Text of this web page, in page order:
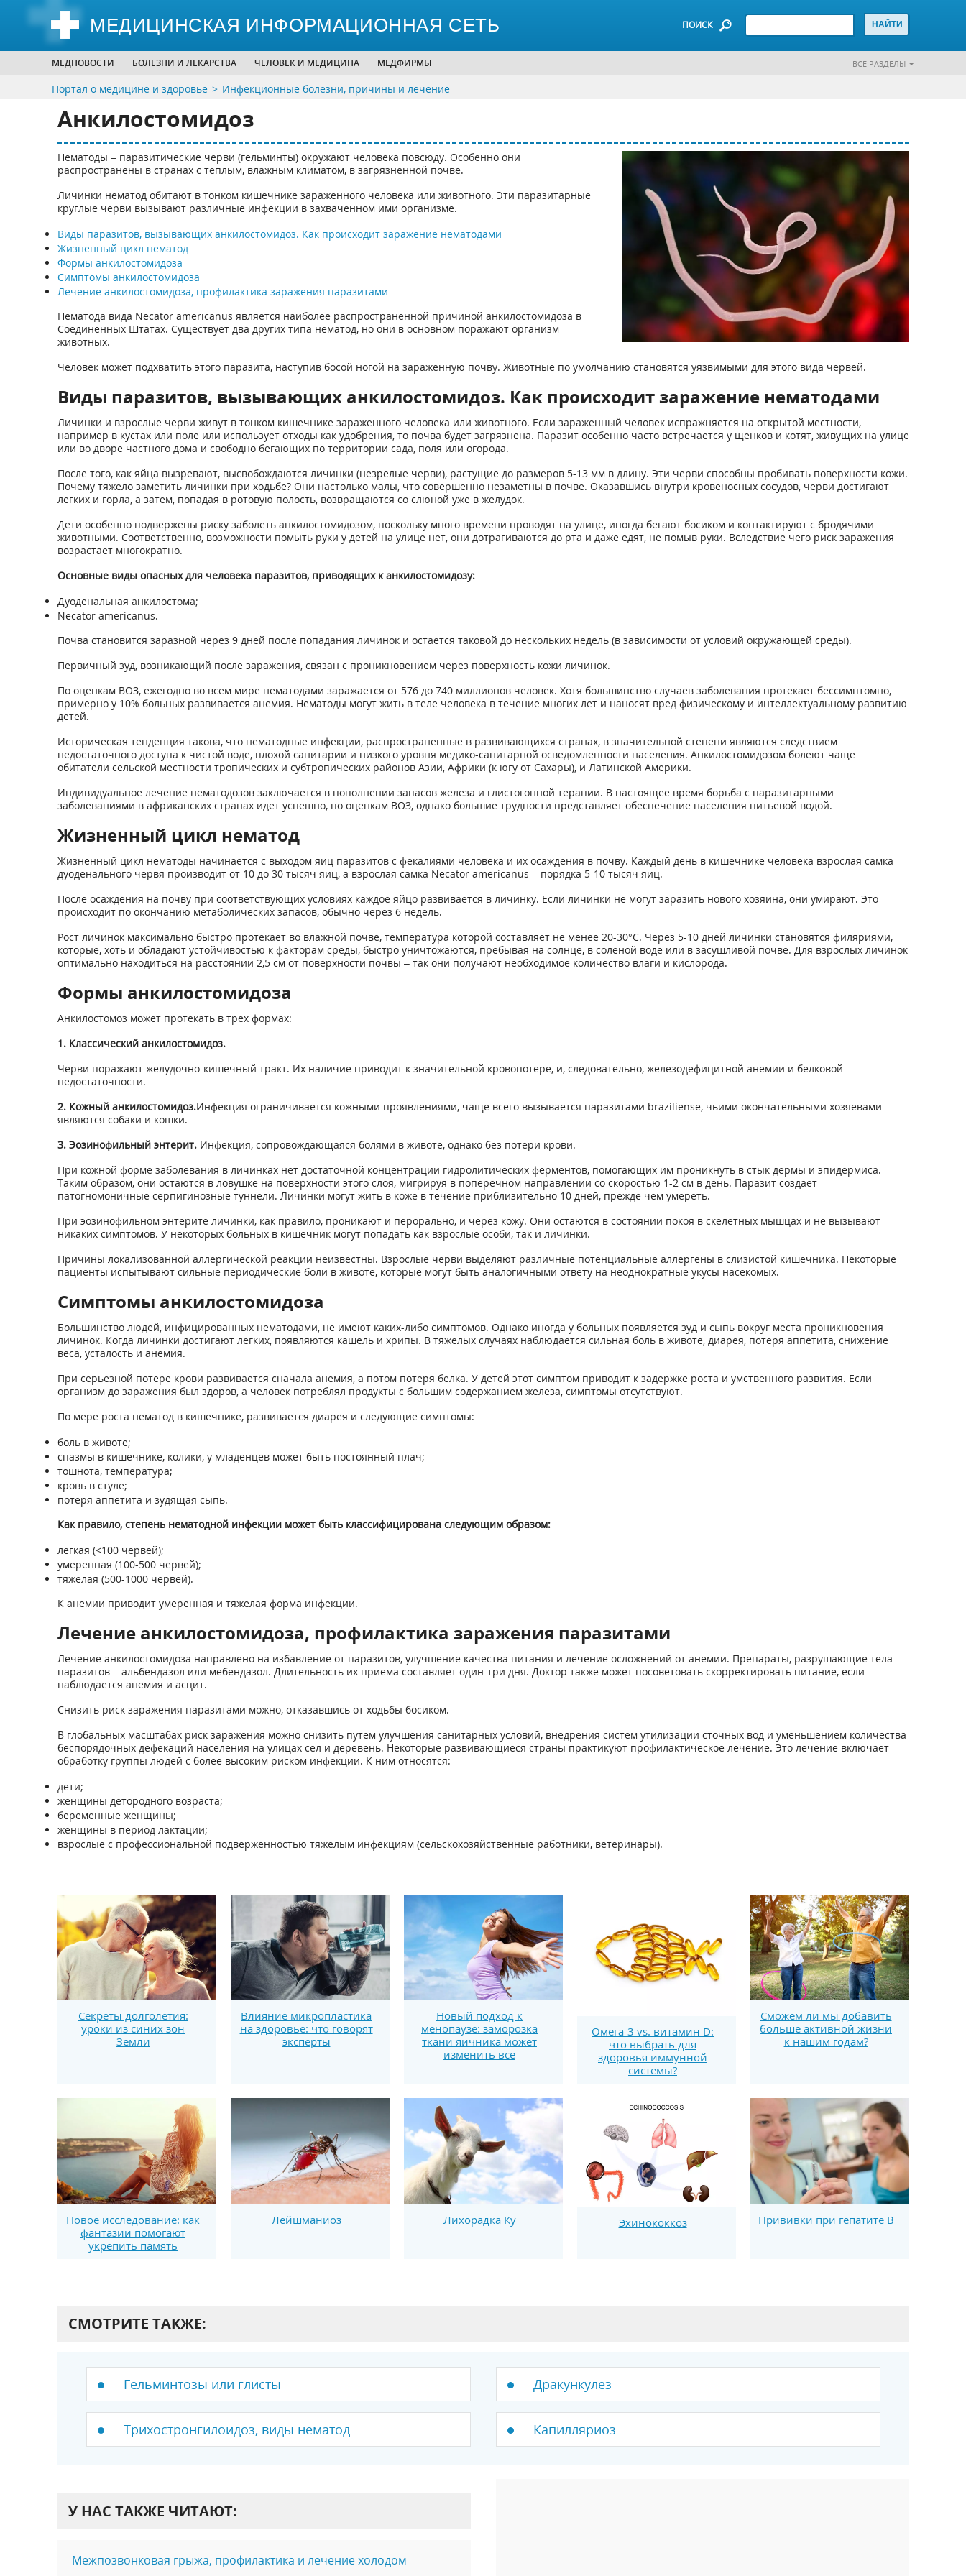
МЕДИЦИНСКАЯ ИНФОРМАЦИОННАЯ СЕТЬ ПОИСК
МЕДНОВОСТИ БОЛЕЗНИ И ЛЕКАРСТВА ЧЕЛОВЕК И МЕДИЦИНА МЕДФИРМЫ ВСЕ РАЗДЕЛЫ
Портал о медицине и здоровье Инфекционные болезни, причины и лечение
Анкилостомидоз
Нематоды – паразитические черви (гельминты) окружают человека повсюду. Особенно они
распространены в странах с теплым, влажным климатом, в загрязненной почве.
Личинки нематод обитают в тонком кишечнике зараженного человека или животного. Эти паразитарные
круглые черви вызывают различные инфекции в захваченном ими организме.
Виды паразитов, вызывающих анкилостомидоз. Как происходит заражение нематодами
Жизненный цикл нематод
Формы анкилостомидоза
Симптомы анкилостомидоза
Лечение анкилостомидоза, профилактика заражения паразитами
Нематода вида Necator americanus является наиболее распространенной причиной анкилостомидоза в
Соединенных Штатах. Существует два других типа нематод, но они в основном поражают организм
животных.
Человек может подхватить этого паразита, наступив босой ногой на зараженную почву. Животные по умолчанию становятся уязвимыми для этого вида червей.
Виды паразитов, вызывающих анкилостомидоз. Как происходит заражение нематодами
Личинки и взрослые черви живут в тонком кишечнике зараженного человека или животного. Если зараженный человек испражняется на открытой местности,
например в кустах или поле или использует отходы как удобрения, то почва будет загрязнена. Паразит особенно часто встречается у щенков и котят, живущих на улице
или во дворе частного дома и свободно бегающих по территории сада, поля или огорода.
После того, как яйца вызревают, высвобождаются личинки (незрелые черви), растущие до размеров 5-13 мм в длину. Эти черви способны пробивать поверхности кожи.
Почему тяжело заметить личинки при ходьбе? Они настолько малы, что совершенно незаметны в почве. Оказавшись внутри кровеносных сосудов, черви достигают
легких и горла, а затем, попадая в ротовую полость, возвращаются со слюной уже в желудок.
Дети особенно подвержены риску заболеть анкилостомидозом, поскольку много времени проводят на улице, иногда бегают босиком и контактируют с бродячими
животными. Соответственно, возможности помыть руки у детей на улице нет, они дотрагиваются до рта и даже едят, не помыв руки. Вследствие чего риск заражения
возрастает многократно.
Основные виды опасных для человека паразитов, приводящих к анкилостомидозу:
Дуоденальная анкилостома;
Necator americanus.
Почва становится заразной через 9 дней после попадания личинок и остается таковой до нескольких недель (в зависимости от условий окружающей среды).
Первичный зуд, возникающий после заражения, связан с проникновением через поверхность кожи личинок.
По оценкам ВОЗ, ежегодно во всем мире нематодами заражается от 576 до 740 миллионов человек. Хотя большинство случаев заболевания протекает бессимптомно,
примерно у 10% больных развивается анемия. Нематоды могут жить в теле человека в течение многих лет и наносят вред физическому и интеллектуальному развитию
детей.
Историческая тенденция такова, что нематодные инфекции, распространенные в развивающихся странах, в значительной степени являются следствием
недостаточного доступа к чистой воде, плохой санитарии и низкого уровня медико-санитарной осведомленности населения. Анкилостомидозом болеют чаще
обитатели сельской местности тропических и субтропических районов Азии, Африки (к югу от Сахары), и Латинской Америки.
Индивидуальное лечение нематодозов заключается в пополнении запасов железа и глистогонной терапии. В настоящее время борьба с паразитарными
заболеваниями в африканских странах идет успешно, по оценкам ВОЗ, однако большие трудности представляет обеспечение населения питьевой водой.
Жизненный цикл нематод
Жизненный цикл нематоды начинается с выходом яиц паразитов с фекалиями человека и их осаждения в почву. Каждый день в кишечнике человека взрослая самка
дуоденального червя производит от 10 до 30 тысяч яиц, а взрослая самка Necator americanus – порядка 5-10 тысяч яиц.
После осаждения на почву при соответствующих условиях каждое яйцо развивается в личинку. Если личинки не могут заразить нового хозяина, они умирают. Это
происходит по окончанию метаболических запасов, обычно через 6 недель.
Рост личинок максимально быстро протекает во влажной почве, температура которой составляет не менее 20-30°C. Через 5-10 дней личинки становятся филяриями,
которые, хоть и обладают устойчивостью к факторам среды, быстро уничтожаются, пребывая на солнце, в соленой воде или в засушливой почве. Для взрослых личинок
оптимально находиться на расстоянии 2,5 см от поверхности почвы – так они получают необходимое количество влаги и кислорода.
Формы анкилостомидоза
Анкилостомоз может протекать в трех формах:
1. Классический анкилостомидоз.
Черви поражают желудочно-кишечный тракт. Их наличие приводит к значительной кровопотере, и, следовательно, железодефицитной анемии и белковой
недостаточности.
2. Кожный анкилостомидоз.Инфекция ограничивается кожными проявлениями, чаще всего вызывается паразитами braziliense, чьими окончательными хозяевами
являются собаки и кошки.
3. Эозинофильный энтерит.Инфекция, сопровождающаяся болями в животе, однако без потери крови.
При кожной форме заболевания в личинках нет достаточной концентрации гидролитических ферментов, помогающих им проникнуть в стык дермы и эпидермиса.
Таким образом, они остаются в ловушке на поверхности этого слоя, мигрируя в поперечном направлении со скоростью 1-2 см в день. Паразит создает
патогномоничные серпигинозные туннели. Личинки могут жить в коже в течение приблизительно 10 дней, прежде чем умереть.
При эозинофильном энтерите личинки, как правило, проникают и перорально, и через кожу. Они остаются в состоянии покоя в скелетных мышцах и не вызывают
никаких симптомов. У некоторых больных в кишечник могут попадать как взрослые особи, так и личинки.
Причины локализованной аллергической реакции неизвестны. Взрослые черви выделяют различные потенциальные аллергены в слизистой кишечника. Некоторые
пациенты испытывают сильные периодические боли в животе, которые могут быть аналогичными ответу на неоднократные укусы насекомых.
Симптомы анкилостомидоза
Большинство людей, инфицированных нематодами, не имеют каких-либо симптомов. Однако иногда у больных появляется зуд и сыпь вокруг места проникновения
личинок. Когда личинки достигают легких, появляются кашель и хрипы. В тяжелых случаях наблюдается сильная боль в животе, диарея, потеря аппетита, снижение
веса, усталость и анемия.
При серьезной потере крови развивается сначала анемия, а потом потеря белка. У детей этот симптом приводит к задержке роста и умственного развития. Если
организм до заражения был здоров, а человек потреблял продукты с большим содержанием железа, симптомы отсутствуют.
По мере роста нематод в кишечнике, развивается диарея и следующие симптомы:
боль в животе;
спазмы в кишечнике, колики, у младенцев может быть постоянный плач;
тошнота, температура;
кровь в стуле;
потеря аппетита и зудящая сыпь.
Как правило, степень нематодной инфекции может быть классифицирована следующим образом:
легкая (<100 червей);
умеренная (100-500 червей);
тяжелая (500-1000 червей).
К анемии приводит умеренная и тяжелая форма инфекции.
Лечение анкилостомидоза, профилактика заражения паразитами
Лечение анкилостомидоза направлено на избавление от паразитов, улучшение качества питания и лечение осложнений от анемии. Препараты, разрушающие тела
паразитов – альбендазол или мебендазол. Длительность их приема составляет один-три дня. Доктор также может посоветовать скорректировать питание, если
наблюдается анемия и асцит.
Снизить риск заражения паразитами можно, отказавшись от ходьбы босиком.
В глобальных масштабах риск заражения можно снизить путем улучшения санитарных условий, внедрения систем утилизации сточных вод и уменьшением количества
беспорядочных дефекаций населения на улицах сел и деревень. Некоторые развивающиеся страны практикуют профилактическое лечение. Это лечение включает
обработку группы людей с более высоким риском инфекции. К ним относятся:
дети;
женщины детородного возраста;
беременные женщины;
женщины в период лактации;
взрослые с профессиональной подверженностью тяжелым инфекциям (сельскохозяйственные работники, ветеринары).
Секреты долголетия:
уроки из синих зон
Земли
Влияние микропластика
на здоровье: что говорят
эксперты
Новый подход к
менопаузе: заморозка
ткани яичника может
изменить все
Омега-3 vs. витамин D:
что выбрать для
здоровья иммунной
системы?
Сможем ли мы добавить
больше активной жизни
к нашим годам?
Новое исследование: как
фантазии помогают
укрепить память
Лейшманиоз Лихорадка Ку Эхинококкоз Прививки при гепатите B
СМОТРИТЕ ТАКЖЕ:
Гельминтозы или глисты Дракункулез
Трихостронгилоидоз, виды нематод Капилляриоз
У НАС ТАКЖЕ ЧИТАЮТ:
Межпозвонковая грыжа, профилактика и лечение холодом